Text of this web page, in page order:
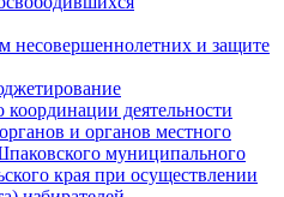
несовершеннолетних и защите
координации деятельности
и органов местного
муниципального
края при осуществлении